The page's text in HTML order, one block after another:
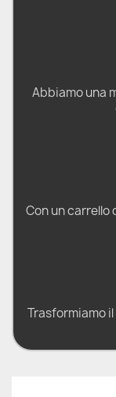
Abbiamo una
Con un carrello
Trasformiamo